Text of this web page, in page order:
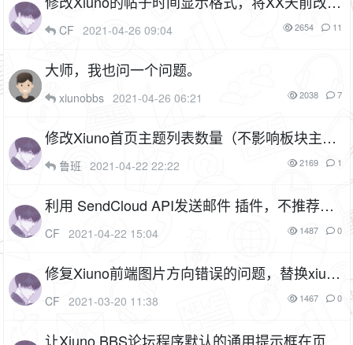
具体的年月日时分秒
CF 2021-04-26 09:04 2654 11
大师，我也问一个问题。
xiunobbs 2021-04-26 06:21 2038 7
修改Xiuno首页主题列表数量（不影响板块主题
列表数量），同时隐藏翻页按钮
鲁班 2021-04-22 22:22 2169 1
利用 SendCloud API发送邮件 插件，不推荐使
用（插件名：sendcloud）
CF 2021-04-22 15:04 1487 0
修复Xiuno前端图片方向错误的问题，替换xiun
o.js
CF 2021-03-20 11:38 1467 0
让Xiuno BBS论坛程序默认的通用提示框在页面